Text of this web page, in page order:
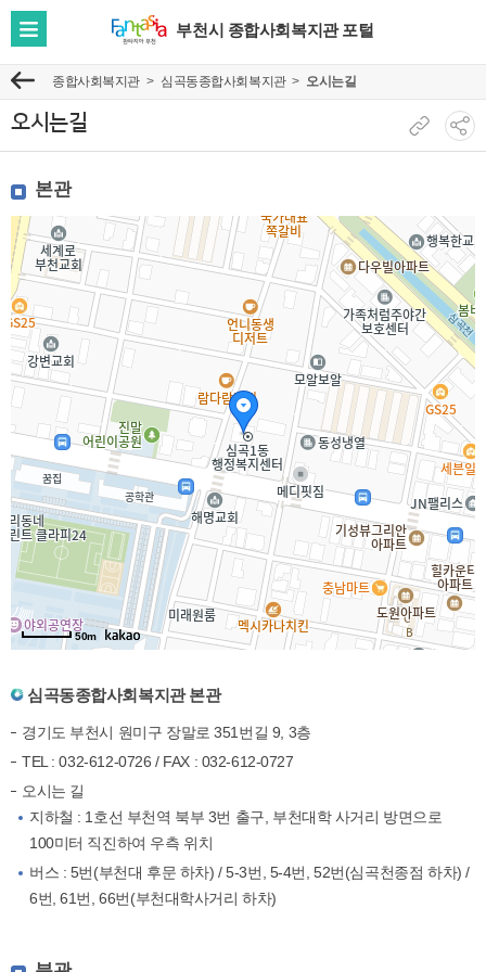
부천시 종합사회복지관 포털
전
체
뉴
이
전
종합사회복지관 심곡동종합사회복지관 오시는길
오시는길
현
이
지
주
소
복
사
소
워
크
공
유
보
기
본관
50m
심곡동종합사회복지관 본관
경기도 부천시 원미구 장말로 351번길 9, 3층
TEL : 032-612-0726 / FAX : 032-612-0727
오시는 길
지하철 : 1호선 부천역 북부 3번 출구, 부천대학 사거리 방면으로
100미터 직진하여 우측 위치
버스 : 5번(부천대 후문 하차) / 5-3번, 5-4번, 52번(심곡천종점 하차) /
6번, 61번, 66번(부천대학사거리 하차)